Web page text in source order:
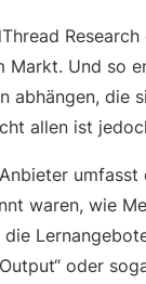
Markt. Und so
die
allen ist
waren, wie
oder